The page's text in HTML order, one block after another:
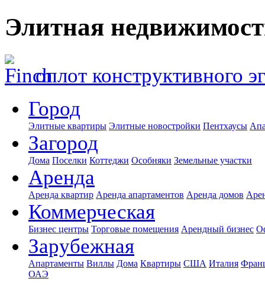
Элитная
оплот конструктивного
Город
Элитные квартиры Элитные новостройки Пентхаусы
Загород
Дома Поселки Коттеджи Особняки Земельные участки
Аренда
Аренда квартир Аренда апартаментов Аренда домов
Коммерческая
Бизнес центры Торговые помещения Арендный бизнес
Зарубежная
Апартаменты Виллы Дома Квартиры США Италия
ОАЭ